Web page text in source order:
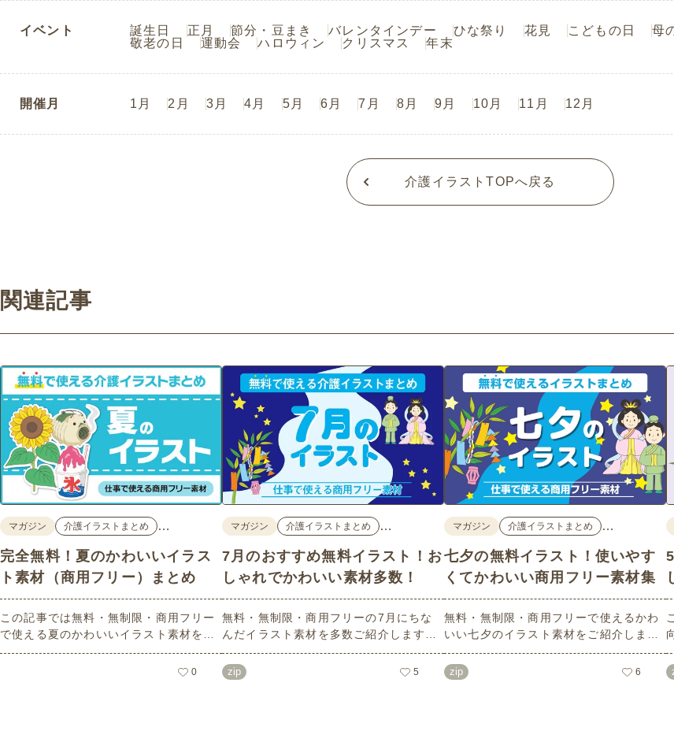
イベント 誕生日 正月 節分・豆まき バレンタインデー ひな祭り 花見 こどもの日 母
敬老の日
運動会 ハロウィン クリスマス 年末
開催月 1月 2月 3月 4月 5月 6月 7月 8月 9月 10月 11月 12月
介護イラストTOPへ戻る
関連記事
マガジン 介護イラストまとめ …
完全無料！夏のかわいいイラス
ト素材（商用フリー）まとめ
この記事では無料・無制限・商用フリー
で使える夏のかわいいイラスト素材を多
数ご紹介いたします。夏の花であるひま
わりや朝顔、夏祭り、花火、七夕など夏
0
マガジン 介護イラストまとめ …
7月のおすすめ無料イラスト！お
しゃれでかわいい素材多数！
無料・無制限・商用フリーの7月にちな
んだイラスト素材を多数ご紹介します。
どれも印刷に適した解像度で、点数制限
なしで自由に使える素材ばかり♪どなたで
もご利用いただけます！ぜひご活用くだ
zip 5
マガジン 介護イラストまとめ …
七夕の無料イラスト！使いやす
くてかわいい商用フリー素材集
無料・無制限・商用フリーで使えるかわ
いい七夕のイラスト素材をご紹介しま
す。短冊の印刷用テンプレート、飾り文
字、使いやすいフレーム素材など多種多
様なイラストをご用意。学校や会社、老
zip 6